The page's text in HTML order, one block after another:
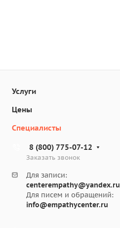
Услуги
Цены
Специалисты
8 (800) 775-07-12
Заказать звонок
Для записи:
centerempathy@yandex.ru
Для писем и обращений:
info@empathycenter.ru